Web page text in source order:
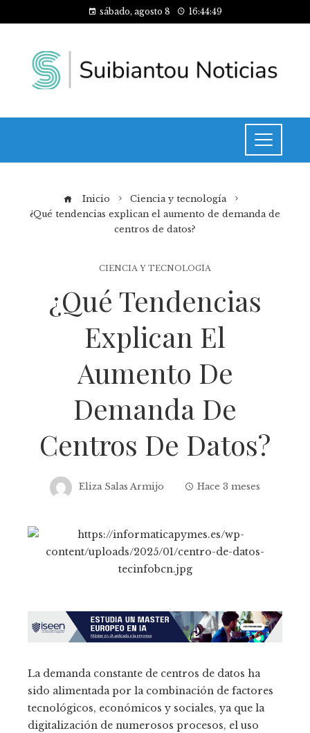
sábado, agosto 8 16:44:49
Inicio
Ciencia y tecnología
¿Qué tendencias explican el aumento de demanda de
centros de datos?
CIENCIA Y TECNOLOGÍA
¿Qué Tendencias
Explican El
Aumento De
Demanda De
Centros De Datos?
Eliza Salas Armijo Hace 3 meses
La demanda constante de centros de datos ha
sido alimentada por la combinación de factores
tecnológicos, económicos y sociales, ya que la
digitalización de numerosos procesos, el uso